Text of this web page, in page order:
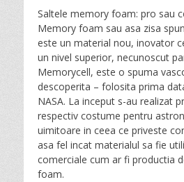
Saltele memory foam: pro sau
Memory foam sau asa zisa
este un material nou, inovator
un nivel superior, necunoscut
Memorycell, este o spuma
descoperita – folosita prima
NASA. La inceput s-au realizat
respectiv costume pentru
uimitoare in ceea ce priveste
asa fel incat materialul sa fie
comerciale cum ar fi productia
foam.